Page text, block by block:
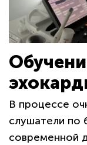
В процессе
слушатели по
современной